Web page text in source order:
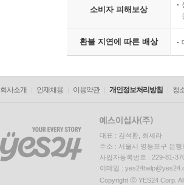
소비자 피해보상
환불 지연에 따른 배상
회사소개 인재채용 이용약관 개인정보처리방침 청
대표 : 김석환, 최세라
주소 : 서울시 영등포구 은
사업자등록번호 : 229-81-
이메일 :
Copyright ⓒ YES24 Corp.